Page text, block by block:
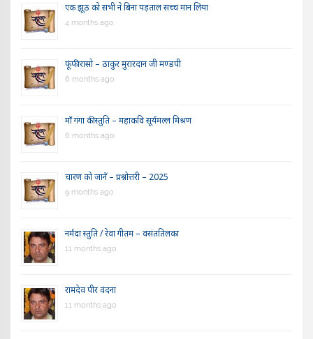
एक झूठ को सभी ने बिना पड़ताल सच्च मान लिया
4 months ago
फूंफी रासो – ठाकुर मुरारदान जी मण्डपी
6 months ago
माँ गंगा की स्तुति – महाकवि सूर्यमल्ल मिश्रण
6 months ago
चारण को जानें – प्रश्नोत्तरी – 2025
9 months ago
नर्मदा स्तुति / रेवा गीतम – वसंततिलका
11 months ago
रामदेव पीर वंदना
11 months ago